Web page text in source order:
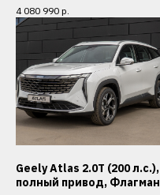
4 080 990 р.
Geely Atlas 2.0T (200 л.с.),
полный привод, Флагман